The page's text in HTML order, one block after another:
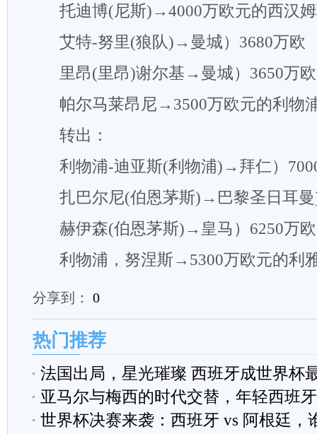
托迪博(尼斯)→4000万欧元的西汉
艾特-努里(狼队)→曼城）3680万欧
里昂(里昂)谢尔基→曼城）3650万欧
帕尔马莱昂尼→3500万欧元的利物
转出：
利物浦-迪亚斯(利物浦)→拜仁）
扎巴尔尼(伯恩茅斯)→巴黎圣日耳曼
赫伊森(伯恩茅斯)→皇马）6250万欧
利物浦，努涅斯→5300万欧元的利
分享到： 0
热门推荐
法国出局，星光璀璨 西班牙成世界杯
亚马尔与梅西的时代交替，年轻西班
世界杯决赛来袭：西班牙 vs 阿根廷，